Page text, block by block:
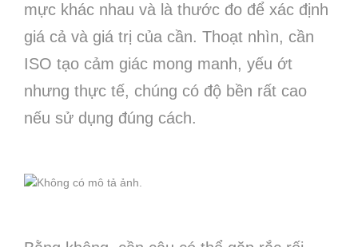
mực khác nhau và là thước đo để xác định
giá cả và giá trị của cần. Thoạt nhìn, cần
ISO tạo cảm giác mong manh, yếu ớt
nhưng thực tế, chúng có độ bền rất cao
nếu sử dụng đúng cách.